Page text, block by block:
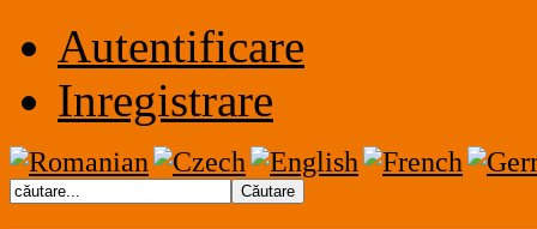
Autentificare
Inregistrare